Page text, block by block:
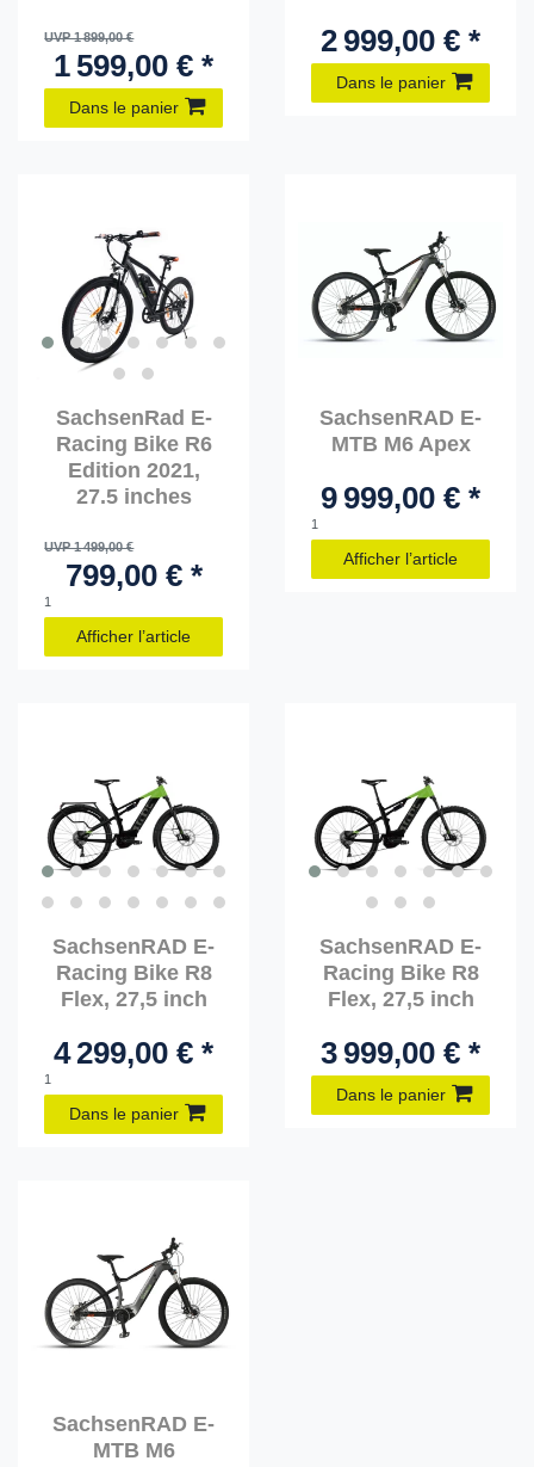
UVP 1 899,00 €
1 599,00 € *
Dans le panier
2 999,00 € *
Dans le panier
SachsenRad E-
Racing Bike R6
Edition 2021,
27.5 inches
UVP 1 499,00 €
799,00 € *
1
Afficher l’article
SachsenRAD E-
MTB M6 Apex
9 999,00 € *
1
Afficher l’article
SachsenRAD E-
Racing Bike R8
Flex, 27,5 inch
4 299,00 € *
1
Dans le panier
SachsenRAD E-
Racing Bike R8
Flex, 27,5 inch
3 999,00 € *
Dans le panier
SachsenRAD E-
MTB M6